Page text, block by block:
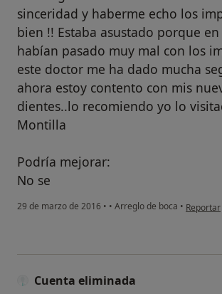
sinceridad y haberme echo los
bien !! Estaba asustado porque
habían pasado muy mal con los
este doctor me ha dado mucha
ahora estoy contento con mis
dientes..lo recomiendo yo lo
Montilla
Podría mejorar:
No se
29 de marzo de 2016 • • Arreglo de boca • en
Reportar
Cuenta eliminada